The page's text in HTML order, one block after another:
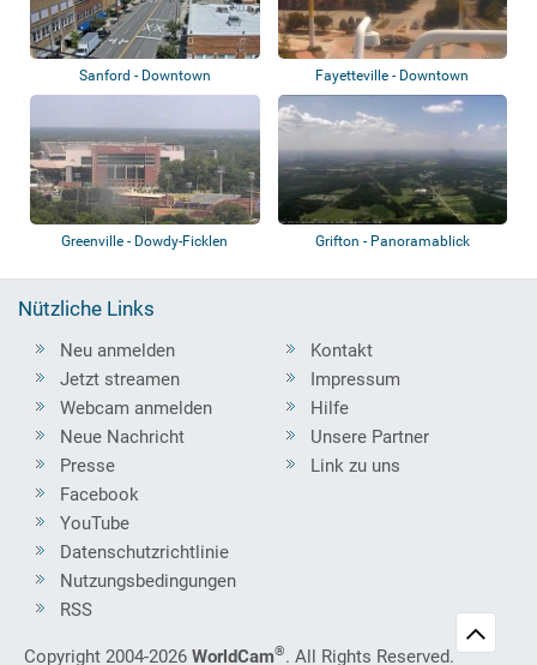
Sanford - Downtown Fayetteville - Downtown
Greenville - Dowdy-Ficklen
Grifton - Panoramablick
Nützliche Links
Neu anmelden
Jetzt streamen
Webcam anmelden
Neue Nachricht
Presse
Kontakt
Impressum
Hilfe
Unsere Partner
Link zu uns
Facebook
YouTube
Datenschutzrichtlinie
Nutzungsbedingungen
RSS
Copyright 2004-2026 WorldCam®. All Rights Reserved.